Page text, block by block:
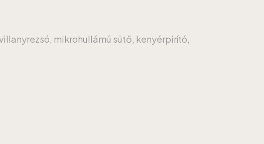
mikrohullámú sütő, kenyérpirító,